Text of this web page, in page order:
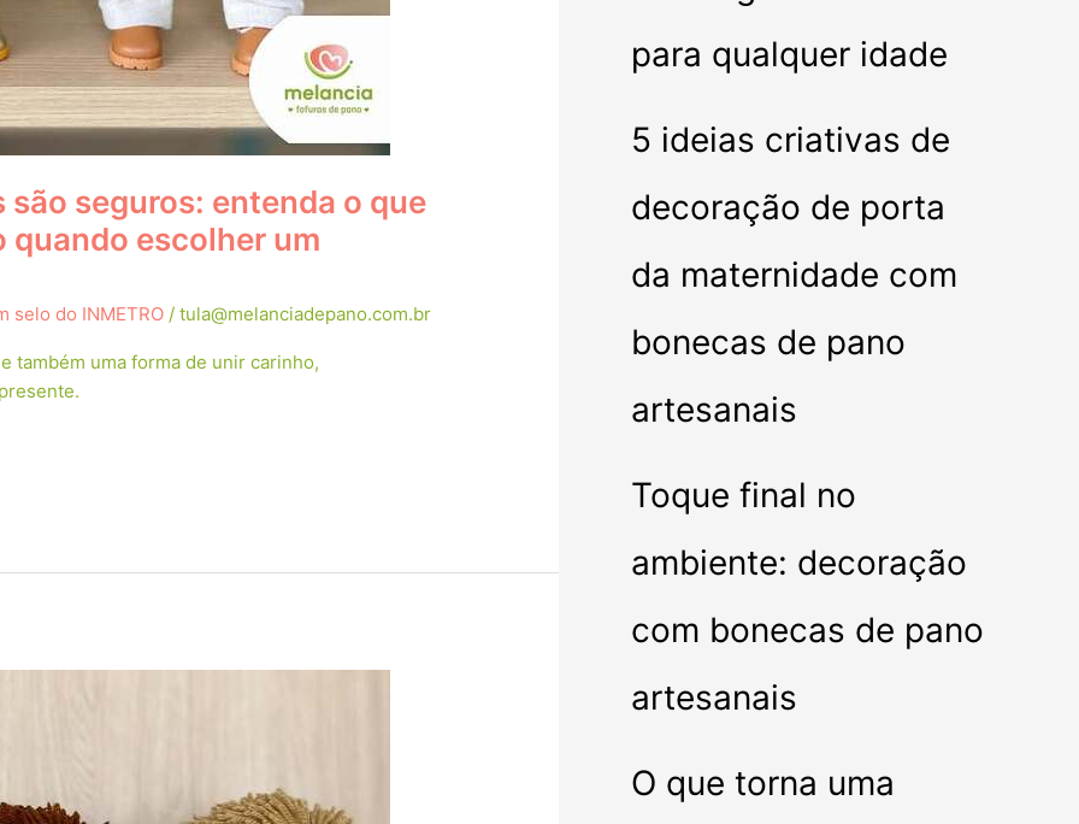
seguros: entenda o que
quando escolher um
selo do INMETRO /tula@melanciadepano.com.br
também uma forma de unir carinho,
para qualquer idade
5 ideias criativas de
decoração de porta
da maternidade com
bonecas de pano
artesanais
Toque final no
ambiente: decoração
com bonecas de pano
artesanais
O que torna uma